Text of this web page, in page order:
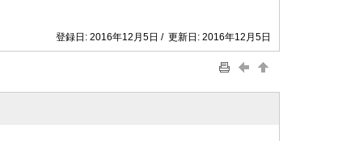
登録日: 2016年12月5日 / 更新日: 2016年12月5日